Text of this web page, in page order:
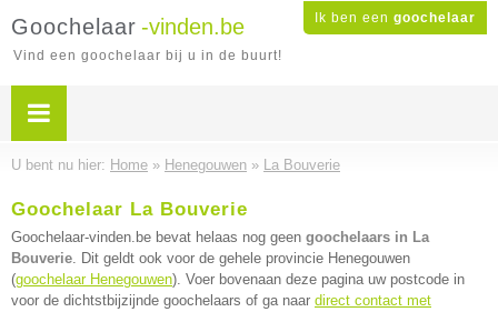
Ik ben een goochelaar
Goochelaar -vinden.be
Vind een goochelaar bij u in de buurt!
U bent nu hier: Home » Henegouwen » La Bouverie
Goochelaar La Bouverie
Goochelaar-vinden.be bevat helaas nog geen goochelaars in La
Bouverie. Dit geldt ook voor de gehele provincie Henegouwen
(goochelaar Henegouwen). Voer bovenaan deze pagina uw postcode in
voor de dichtstbijzijnde goochelaars of ga naar direct contact met